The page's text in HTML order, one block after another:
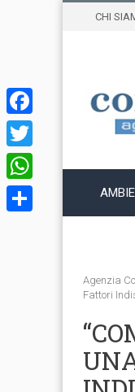
CHI
Agenzia
Fattori
Facebook
Twitter
WhatsApp